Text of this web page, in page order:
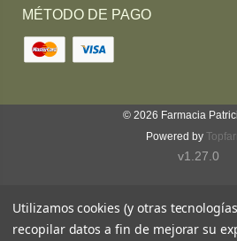
MÉTODO DE PAGO
© 2026 Farmacia
Powered by
v1.27.0
Utilizamos cookies (y otras
recopilar datos a fin de mejorar su